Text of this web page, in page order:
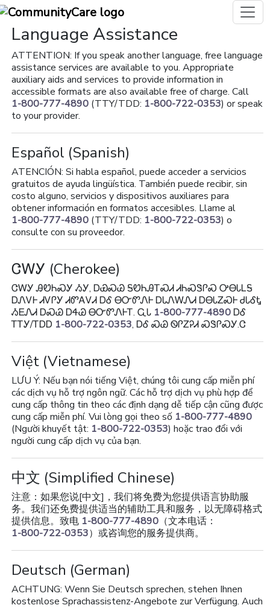
Language Assistance
ATTENTION: If you speak another language, free language
assistance services are available to you. Appropriate
auxiliary aids and services to provide information in
accessible formats are also available free of charge. Call
1-800-777-4890 (TTY/TDD: 1-800-722-0353) or speak
to your provider.
Español (Spanish)
ATENCIÓN: Si habla español, puede acceder a servicios
gratuitos de ayuda lingüística. También puede recibir, sin
costo alguno, servicios y dispositivos auxiliares para
obtener información en formatos accesibles. Llame al
1-800-777-4890 (TTY/TDD: 1-800-722-0353) o
consulte con su proveedor.
ᏣᎳᎩ (Cherokee)
ᏣᎳᎩ ᎯᏬᏂᏍᎩ ᏱᎩ, ᎠᏯᏍᏊ ᎦᏬᏂᎯᎢᏍᏗ ᏗᏂᏍᏕᎵᏍ ᎤᎾᏓᏞᎦ
ᎠᏁᏙᎰ ᏗᏙᎵᎩ ᏗᏛᎪᏙᏗ ᎠᎴ ᎾᏅᏛᏁᎰ ᎠᏓᏁᎳᏁᏗ ᎠᎾᏓᏃᏍᎰ ᏧᏓᎴᎿ
ᏱᎬᏁᏗ ᎠᏍᏊ ᎠᏎᏊ ᎾᏅᏛᏁᎰᎢ. ᏩᏓ 1-800-777-4890ᎠᎴ
ᎢᎢᎩ/ᎢᎠᎠ 1-800-722-0353, ᎠᎴ ᏍᏊ ᏫᎵᏃᎮᏗ ᏍᏕᎵᏍᎩ.Ꮳ
Việt (Vietnamese)
LƯU Ý: Nếu bạn nói tiếng Việt, chúng tôi cung cấp miễn phí
các dịch vụ hỗ trợ ngôn ngữ. Các hỗ trợ dịch vụ phù hợp để
cung cấp thông tin theo các định dạng dễ tiếp cận cũng được
cung cấp miễn phí. Vui lòng gọi theo số 1-800-777-4890
(Người khuyết tật: 1-800-722-0353) hoặc trao đổi với
người cung cấp dịch vụ của bạn.
中文 (Simplified Chinese)
注意：如果您说[中文]，我们将免费为您提供语言协助服
务。我们还免费提供适当的辅助工具和服务，以无障碍格式
提供信息。致电 1-800-777-4890 （文本电话：
1-800-722-0353）或咨询您的服务提供商。
Deutsch (German)
ACHTUNG: Wenn Sie Deutsch sprechen, stehen Ihnen
kostenlose Sprachassistenz-Angebote zur Verfügung. Auch